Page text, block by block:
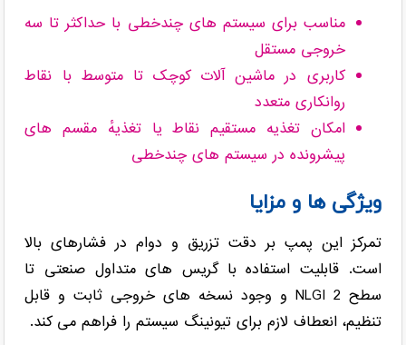
مناسب برای سیستم های چندخطی با حداکثر تا سه
خروجی مستقل
کاربری در ماشین آلات کوچک تا متوسط با نقاط
روانکاری متعدد
امکان تغذیه مستقیم نقاط یا تغذیهٔ مقسم های
پیشرونده در سیستم های چندخطی
ویژگی ها و مزایا
تمرکز این پمپ بر دقت تزریق و دوام در فشارهای بالا
است. قابلیت استفاده با گریس های متداول صنعتی تا
سطح NLGI 2 و وجود نسخه های خروجی ثابت و قابل
تنظیم، انعطاف لازم برای تیونینگ سیستم را فراهم می کند.